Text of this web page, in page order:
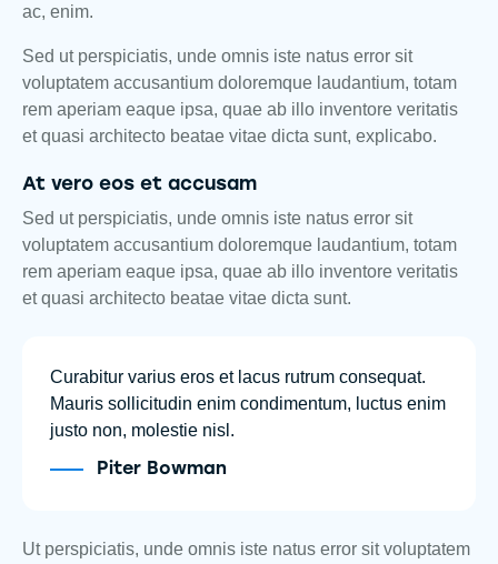
ac, enim.
Sed ut perspiciatis, unde omnis iste natus error sit
voluptatem accusantium doloremque laudantium, totam
rem aperiam eaque ipsa, quae ab illo inventore veritatis
et quasi architecto beatae vitae dicta sunt, explicabo.
At vero eos et accusam
Sed ut perspiciatis, unde omnis iste natus error sit
voluptatem accusantium doloremque laudantium, totam
rem aperiam eaque ipsa, quae ab illo inventore veritatis
et quasi architecto beatae vitae dicta sunt.
Curabitur varius eros et lacus rutrum consequat.
Mauris sollicitudin enim condimentum, luctus enim
justo non, molestie nisl.
Piter Bowman
Ut perspiciatis, unde omnis iste natus error sit voluptatem